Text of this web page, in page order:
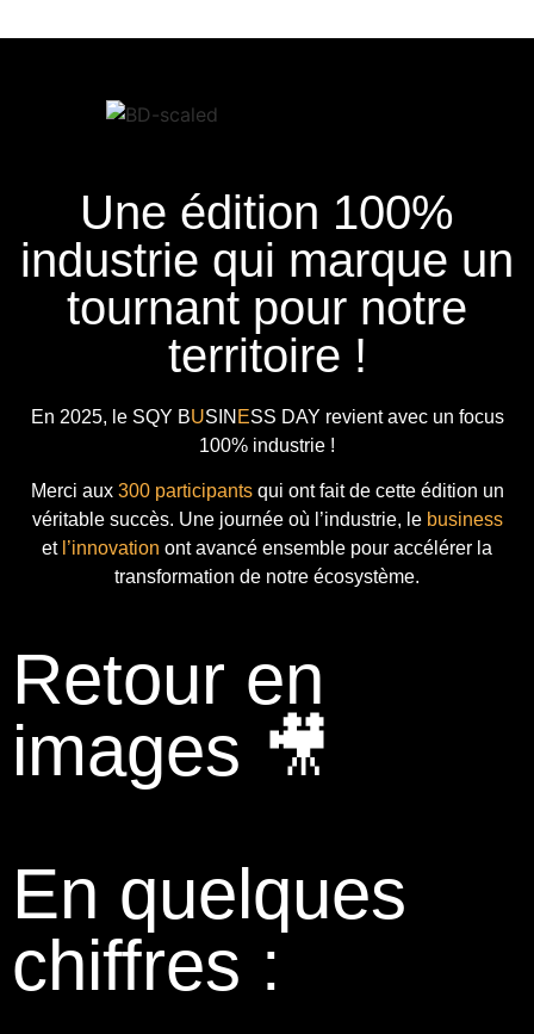
Une édition 100%
industrie qui marque un
tournant pour notre
territoire !
En 2025, le SQY BUSIN ESS DAY revient avec un focus
100% industrie !
Merci aux 300 participantsqui ont fait de cette édition un
véritable succès. Une journée où l’industrie, le business
et l’innovation ont avancé ensemble pour accélérer la
transformation de notre écosystème.
Retour en
images 🎥
En quelques
chiffres :